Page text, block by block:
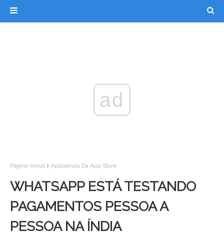
ad
Pagina Inicial Aplicativos Da App Store
WHATSAPP ESTÁ TESTANDO
PAGAMENTOS PESSOA A
PESSOA NA ÍNDIA